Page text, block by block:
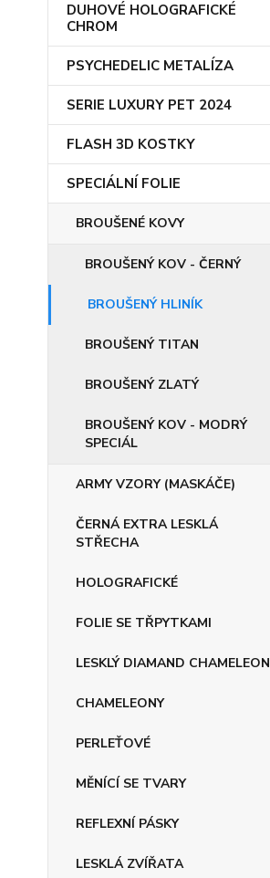
DUHOVÉ HOLOGRAFICKÉ
CHROM
PSYCHEDELIC METALÍZA
SERIE LUXURY PET 2024
FLASH 3D KOSTKY
SPECIÁLNÍ FOLIE
BROUŠENÉ KOVY
BROUŠENÝ KOV - ČERNÝ
BROUŠENÝ HLINÍK
BROUŠENÝ TITAN
BROUŠENÝ ZLATÝ
BROUŠENÝ KOV - MODRÝ
SPECIÁL
ARMY VZORY (MASKÁČE)
ČERNÁ EXTRA LESKLÁ
STŘECHA
HOLOGRAFICKÉ
FOLIE SE TŘPYTKAMI
LESKLÝ DIAMAND CHAMELEON
CHAMELEONY
PERLEŤOVÉ
MĚNÍCÍ SE TVARY
REFLEXNÍ PÁSKY
LESKLÁ ZVÍŘATA